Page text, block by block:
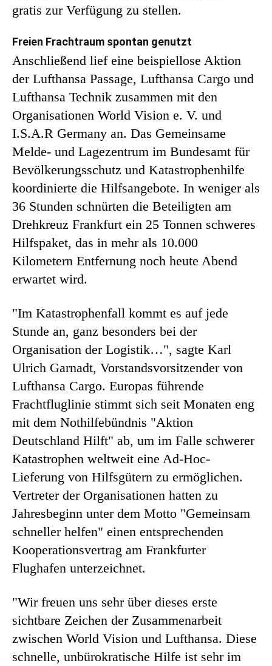
gratis zur Verfügung zu stellen.
Freien Frachtraum spontan genutzt
Anschließend lief eine beispiellose Aktion
der Lufthansa Passage, Lufthansa Cargo und
Lufthansa Technik zusammen mit den
Organisationen World Vision e. V. und
I.S.A.R Germany an. Das Gemeinsame
Melde- und Lagezentrum im Bundesamt für
Bevölkerungsschutz und Katastrophenhilfe
koordinierte die Hilfsangebote. In weniger als
36 Stunden schnürten die Beteiligten am
Drehkreuz Frankfurt ein 25 Tonnen schweres
Hilfspaket, das in mehr als 10.000
Kilometern Entfernung noch heute Abend
erwartet wird.
"Im Katastrophenfall kommt es auf jede
Stunde an, ganz besonders bei der
Organisation der Logistik…", sagte Karl
Ulrich Garnadt, Vorstandsvorsitzender von
Lufthansa Cargo. Europas führende
Frachtfluglinie stimmt sich seit Monaten eng
mit dem Nothilfebündnis "Aktion
Deutschland Hilft" ab, um im Falle schwerer
Katastrophen weltweit eine Ad-Hoc-
Lieferung von Hilfsgütern zu ermöglichen.
Vertreter der Organisationen hatten zu
Jahresbeginn unter dem Motto "Gemeinsam
schneller helfen" einen entsprechenden
Kooperationsvertrag am Frankfurter
Flughafen unterzeichnet.
"Wir freuen uns sehr über dieses erste
sichtbare Zeichen der Zusammenarbeit
zwischen World Vision und Lufthansa. Diese
schnelle, unbürokratische Hilfe ist sehr im